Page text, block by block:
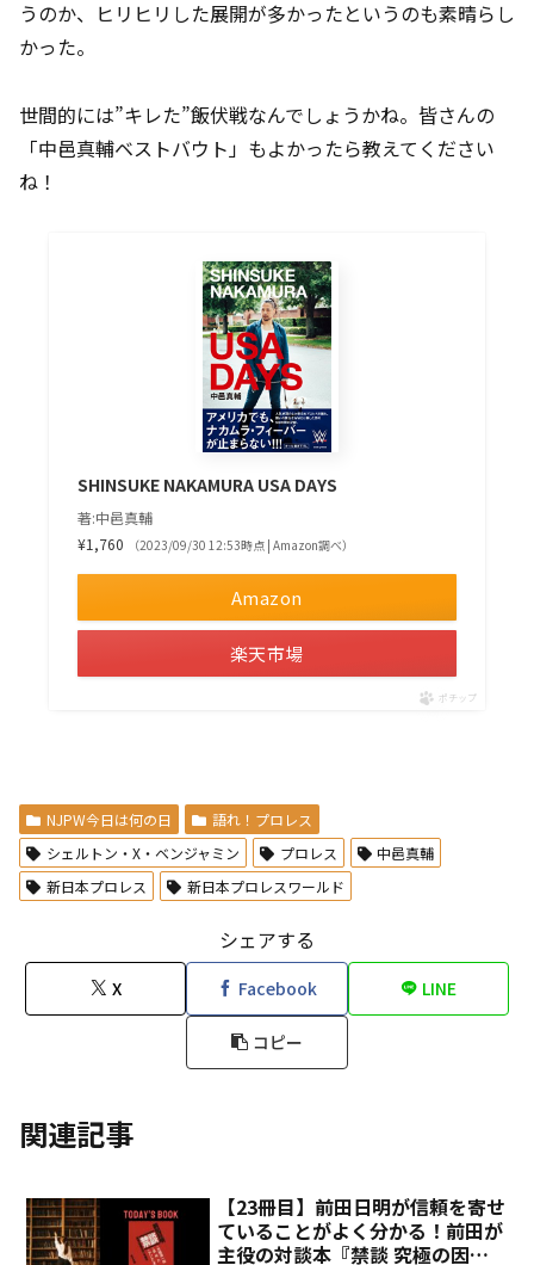
うのか、ヒリヒリした展開が多かったというのも素晴らし
かった。
世間的には”キレた”飯伏戦なんでしょうかね。皆さんの
「中邑真輔ベストバウト」もよかったら教えてください
ね！
SHINSUKE NAKAMURA USA DAYS
著:中邑真輔
¥1,760
（2023/09/30 12:53時点 | Amazon調べ）
Amazon
楽天市場
ポチップ
NJPW今日は何の日
語れ！プロレス
シェルトン・X・ベンジャミン
プロレス
中邑真輔
新日本プロレス
新日本プロレスワールド
シェアする
X Facebook LINE
コピー
関連記事
【23冊目】前田日明が信頼を寄せ
ていることがよく分かる！前田が
主役の対談本『禁談 究極の因縁